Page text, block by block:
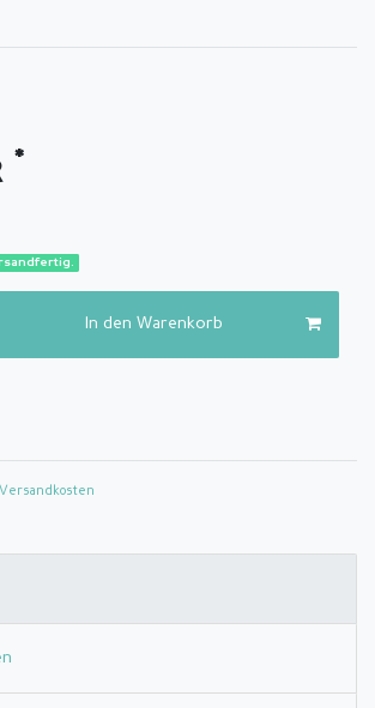
*
In den Warenkorb
Versandkosten